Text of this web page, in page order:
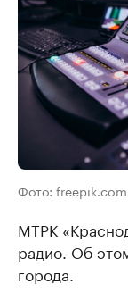
Фото: freepik.com
МТРК
радио. Об
города.